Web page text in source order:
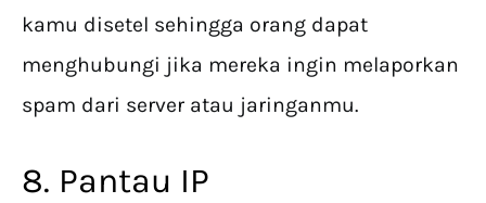
kamu disetel sehingga orang dapat
menghubungi jika mereka ingin melaporkan
spam dari server atau jaringanmu.
8. Pantau IP